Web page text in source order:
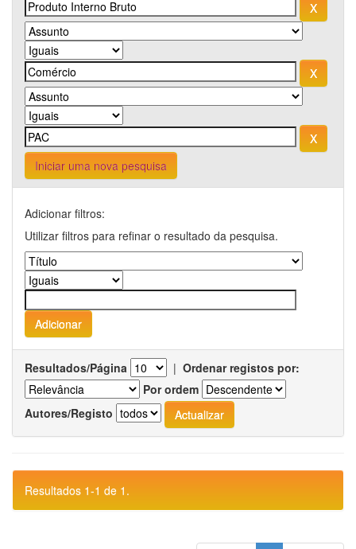
Iniciar uma nova pesquisa
Adicionar filtros:
Utilizar filtros para refinar o resultado da pesquisa.
Resultados/Página | Ordenar registos por:
Por ordem
Autores/Registo
Resultados 1-1 de 1.